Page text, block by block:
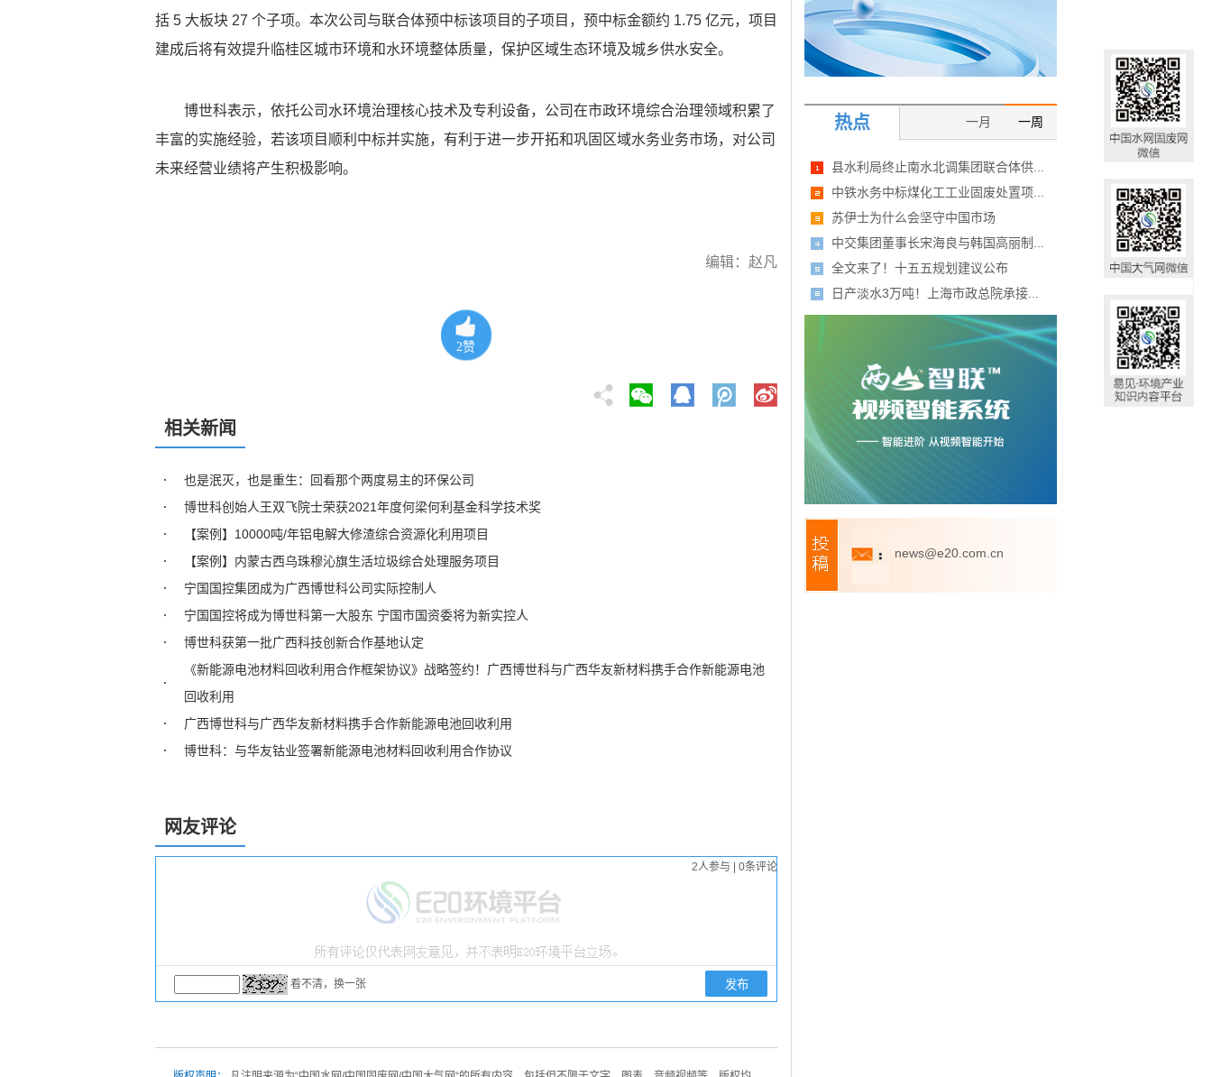
括 5 大板块 27 个子项。本次公司与联合体预中标该项目的子项目，预中标金额约 1.75 亿元，项目
建成后将有效提升临桂区城市环境和水环境整体质量，保护区域生态环境及城乡供水安全。
博世科表示，依托公司水环境治理核心技术及专利设备，公司在市政环境综合治理领域积累了
丰富的实施经验，若该项目顺利中标并实施，有利于进一步开拓和巩固区域水务业务市场，对公司
未来经营业绩将产生积极影响。
编辑：赵凡
2赞
相关新闻
也是泯灭，也是重生：回看那个两度易主的环保公司
博世科创始人王双飞院士荣获2021年度何梁何利基金科学技术奖
【案例】10000吨/年铝电解大修渣综合资源化利用项目
【案例】内蒙古西乌珠穆沁旗生活垃圾综合处理服务项目
宁国国控集团成为广西博世科公司实际控制人
宁国国控将成为博世科第一大股东 宁国市国资委将为新实控人
博世科获第一批广西科技创新合作基地认定
《新能源电池材料回收利用合作框架协议》战略签约！广西博世科与广西华友新材料携手合作新能源电池
回收利用
广西博世科与广西华友新材料携手合作新能源电池回收利用
博世科：与华友钴业签署新能源电池材料回收利用合作协议
网友评论
2人参与 0条评论
看不清，换一张
热点 一周
一月
县水利局终止南水北调集团联合体供...
中铁水务中标煤化工工业固废处置项...
苏伊士为什么会坚守中国市场
中交集团董事长宋海良与韩国高丽制...
全文来了！十五五规划建议公布
日产淡水3万吨！上海市政总院承接...
news@e20.com.cn